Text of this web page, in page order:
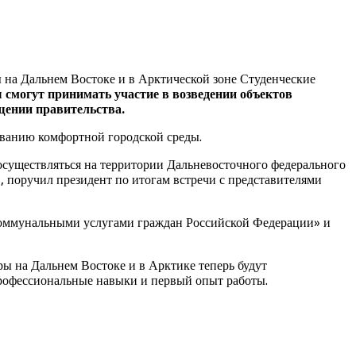
Дальнем Востоке и в Арктической зоне Студенческие
принимать участие в возведении объектов
правительства.
комфортной городской среды.
на территории Дальневосточного федерального
президент по итогам встречи с представителями
услугами граждан Российской Федерации» и
на Дальнем Востоке и в Арктике теперь будут
навыки и первый опыт работы.